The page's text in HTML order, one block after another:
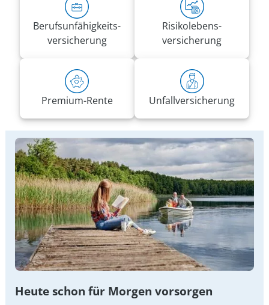
Berufs­unfähigkeits­
versicherung
Risiko­lebens­
versicherung
Premium-Rente Unfall­versicherung
Heute schon für Morgen vorsorgen